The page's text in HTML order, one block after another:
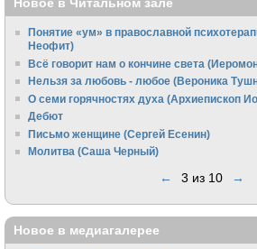
Понятие «ум» в православной
Неофит)
Всё говорит нам о кончине света
Нельзя за любовь - любое (Вероника
О семи горячностях духа (Архиепископ
Дебют
Письмо женщине (Сергей Есенин)
Молитва (Саша Черный)
← 3 из 10 →
Новое в медиагалерее